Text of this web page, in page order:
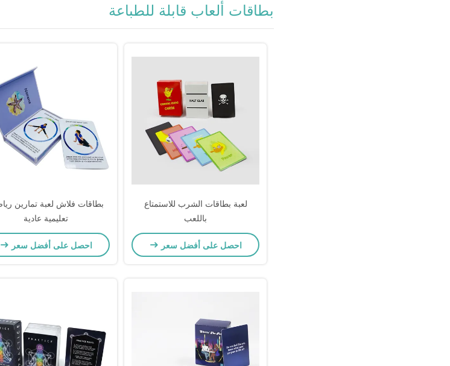
بطاقات ألعاب قابلة للطباعة
لعبة بطاقات الشرب للاستمتاع
باللعب
احصل على أفضل سعر
بطاقات فلاش لعبة تمارين
تعليمية عادية
احصل على أفضل سعر